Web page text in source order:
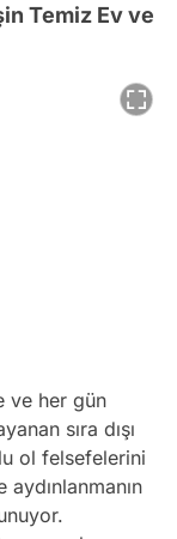
Temiz Ev ve
ve her gün
sıra dışı
ol felsefelerini